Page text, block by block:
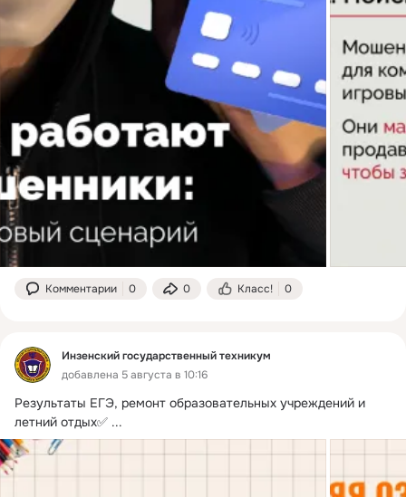
Комментарии 0 0 Класс! 0
Инзенский государственный техникум
добавлена 5 августа в 10:16
Результаты ЕГЭ, ремонт образовательных учреждений и
летний отдых✅ ...